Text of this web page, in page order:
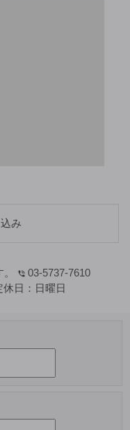
み
03-5737-7610
休日： 日曜日